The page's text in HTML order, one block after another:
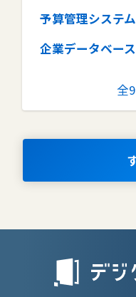
予算管理システム
企業データベース
コラボレーショ
ナレッジマネジ
全